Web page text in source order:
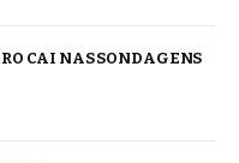
CAI NAS SONDAGENS